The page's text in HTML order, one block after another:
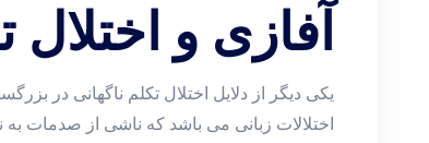
آفازی و
یکی دیگر از دلایل اختلال تکلم ناگهانی در
اختلالات زبانی می باشد که ناشی از صدمات